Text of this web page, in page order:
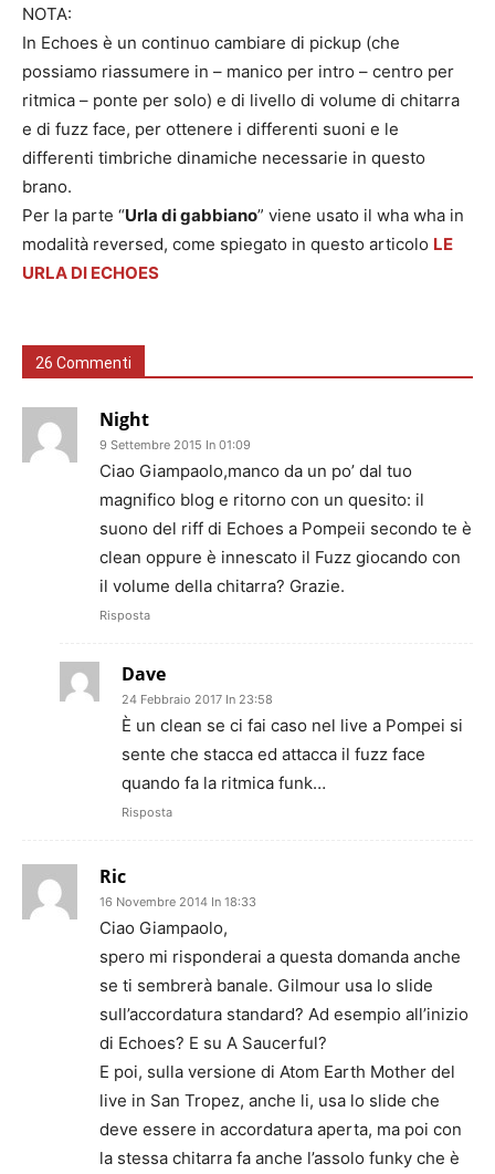
NOTA:
In Echoes è un continuo cambiare di pickup (che
possiamo riassumere in – manico per intro – centro per
ritmica – ponte per solo) e di livello di volume di chitarra
e di fuzz face, per ottenere i differenti suoni e le
differenti timbriche dinamiche necessarie in questo
brano.
Per la parte “Urla di gabbiano” viene usato il wha wha in
modalità reversed, come spiegato in questo articolo LE
URLA DI ECHOES
26 Commenti
Night
9 Settembre 2015 In 01:09
Ciao Giampaolo,manco da un po’ dal tuo
magnifico blog e ritorno con un quesito: il
suono del riff di Echoes a Pompeii secondo te è
clean oppure è innescato il Fuzz giocando con
il volume della chitarra? Grazie.
Risposta
Dave
24 Febbraio 2017 In 23:58
È un clean se ci fai caso nel live a Pompei si
sente che stacca ed attacca il fuzz face
quando fa la ritmica funk…
Risposta
Ric
16 Novembre 2014 In 18:33
Ciao Giampaolo,
spero mi risponderai a questa domanda anche
se ti sembrerà banale. Gilmour usa lo slide
sull’accordatura standard? Ad esempio all’inizio
di Echoes? E su A Saucerful?
E poi, sulla versione di Atom Earth Mother del
live in San Tropez, anche li, usa lo slide che
deve essere in accordatura aperta, ma poi con
la stessa chitarra fa anche l’assolo funky che è